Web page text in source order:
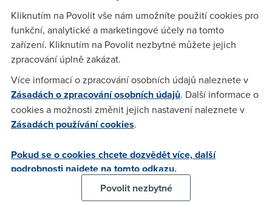
Facebook se stal před pár lety standardem pro sociální sítě
všeobecného či mainstreamového charakteru. Se svými 500
miliony uživatelů má dnes v této oblasti navíc zcela
dominantní postavení. Jiné sociální sítě k sobě zatím přitáhly
pouhé zlomky tohoto počtu uživatelů a většinou stagnují.
agis(17.8.2010 19:46:45)
pekel :)
(19.8.2010 19:35:10)
Kliknutím na Povolit vše nám umožníte použití cookies pro
funkční, analytické a marketingové účely na tomto
zařízení. Kliknutím na Povolit nezbytné můžete jejich
zpracování úplně zakázat.
Více informací o zpracování osobních údajů naleznete v
Zásadách o zpracování osobních údajů. Další informace o
cookies a možnosti změnit jejich nastavení naleznete v
Zásadách používání cookies.
Pokud se o cookies chcete dozvědět více, další
podrobnosti najdete na tomto odkazu.
Povolit nezbytné